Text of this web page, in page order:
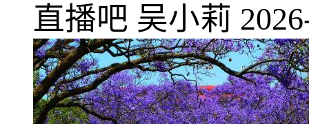
直播吧 吴小莉